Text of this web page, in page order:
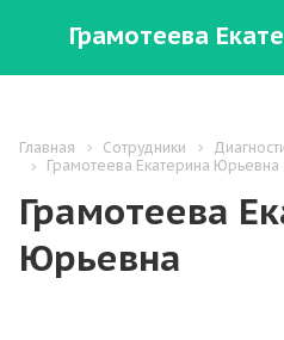
Главная Сотрудники
Грамотеева Екатерина Юрьевна
Грамотеева
Юрьевна